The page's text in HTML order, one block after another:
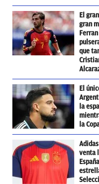
El
gran
que
El
la
la
venta